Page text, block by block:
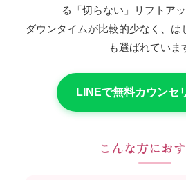
る「切らない」リフトアッ
ダウンタイムが比較的少なく、は
も選ばれていま
LINEで無料カウンセ
こんな方にお